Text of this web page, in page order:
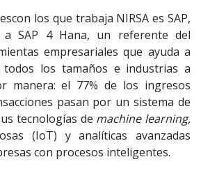
los que trabaja NIRSA es SAP,
a SAP 4 Hana, un referente del
empresariales que ayuda a
todos los tamaños e industrias a
manera: el 77% de los ingresos
pasan por un sistema de
tecnologías de machine learning,
(IoT) y analíticas avanzadas
con procesos inteligentes.